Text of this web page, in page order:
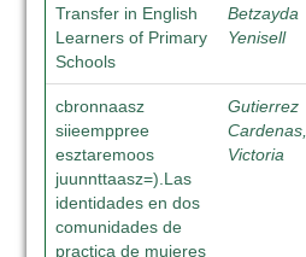
Transfer in English
Learners of Primary
Schools
Betzayda
Yenisell
cbronnaasz
siieemppree
esztaremoos
juunnttaasz=).Las
identidades en dos
comunidades de
practica de mujeres
Gutierrez
Cardenas,
Victoria